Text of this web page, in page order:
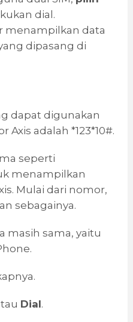
dial.
menampilkan data
dipasang di
dapat digunakan
adalah *123*10#.
seperti
menampilkan
Mulai dari nomor,
sebagainya.
masih sama, yaitu
Dial.